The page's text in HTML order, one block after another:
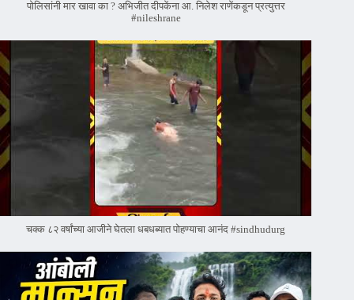
पोलिसांनी मार खावा का ? अभिजीत दीपकेंना आ. निलेश राणेंकडून प्रत्युत्तर
#nileshrane
चक्क ८२ वर्षांच्या आजीने घेतला धबधब्यात पोहण्याचा आनंद #sindhudurg